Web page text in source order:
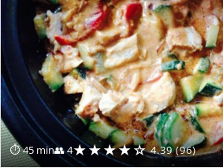
⏱ 45 min👥 4★★★★☆ 4.39 (96)